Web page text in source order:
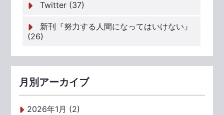
Twitter (37)
新刊『努力する人間になってはいけない』
(26)
月別アーカイブ
2026年1月 (2)